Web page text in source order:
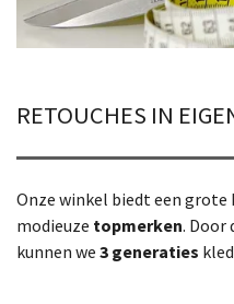
RETOUCHES IN
Onze winkel biedt een grote
modieuze topmerken. Door
kunnen we 3 generaties